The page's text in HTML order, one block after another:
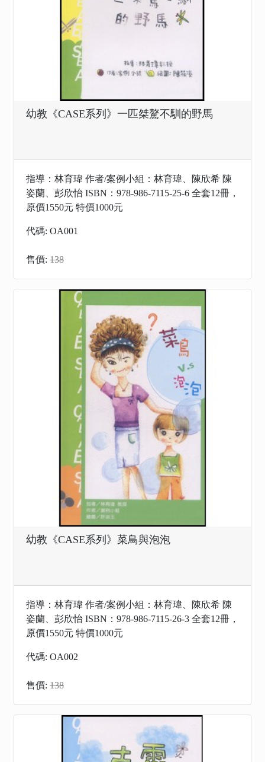
幼教《CASE系列》一匹桀驁不馴的野馬
指導：林育瑋 作者/案例小組：林育瑋、陳欣希 陳
姿蘭、彭欣怡 ISBN：978-986-7115-25-6 全套12冊，
原價1550元 特價1000元
代碼: OA001
售價: 138
幼教《CASE系列》菜鳥與泡泡
指導：林育瑋 作者/案例小組：林育瑋、陳欣希 陳
姿蘭、彭欣怡 ISBN：978-986-7115-26-3 全套12冊，
原價1550元 特價1000元
代碼: OA002
售價: 138